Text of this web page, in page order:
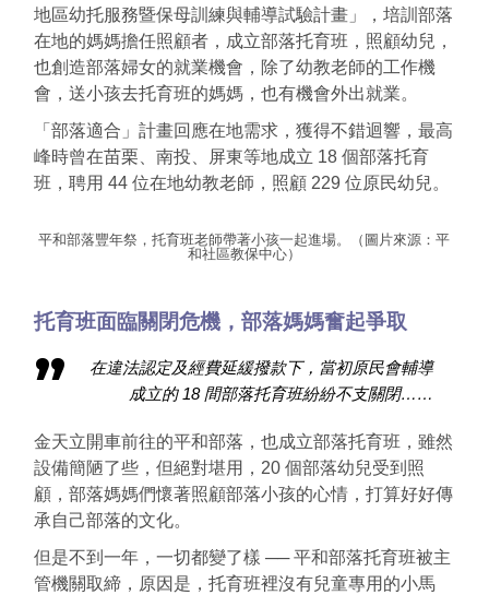
地區幼托服務暨保母訓練與輔導試驗計畫」，培訓部落
在地的媽媽擔任照顧者，成立部落托育班，照顧幼兒，
也創造部落婦女的就業機會，除了幼教老師的工作機
會，送小孩去托育班的媽媽，也有機會外出就業。
「部落適合」計畫回應在地需求，獲得不錯迴響，最高
峰時曾在苗栗、南投、屏東等地成立 18 個部落托育
班，聘用 44 位在地幼教老師，照顧 229 位原民幼兒。
平和部落豐年祭，托育班老師帶著小孩一起進場。（圖片來源：平
和社區教保中心）
托育班面臨關閉危機，部落媽媽奮起爭取
在違法認定及經費延緩撥款下，當初原民會輔導
成立的 18 間部落托育班紛紛不支關閉……
金天立開車前往的平和部落，也成立部落托育班，雖然
設備簡陋了些，但絕對堪用，20 個部落幼兒受到照
顧，部落媽媽們懷著照顧部落小孩的心情，打算好好傳
承自己部落的文化。
但是不到一年，一切都變了樣 ──平和部落托育班被主
管機關取締，原因是，托育班裡沒有兒童專用的小馬